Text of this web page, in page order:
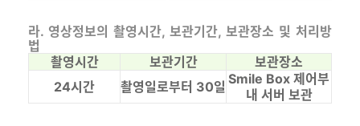
라. 영상정보의 촬영시간, 보관기간, 보관장소 및 처리방
법
촬영시간
보관기간
보관장소
24시간
촬영일로부터 30일 Smile Box 제어부
내 서버 보관